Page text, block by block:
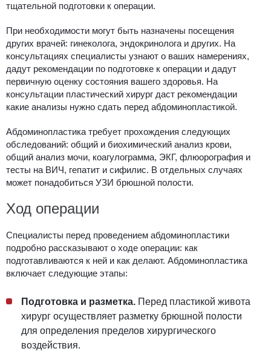
тщательной подготовки к операции.
При необходимости могут быть назначены посещения
других врачей: гинеколога, эндокринолога и других. На
консультациях специалисты узнают о ваших намерениях,
дадут рекомендации по подготовке к операции и дадут
первичную оценку состояния вашего здоровья. На
консультации пластический хирург даст рекомендации
какие анализы нужно сдать перед абдоминопластикой.
Абдоминопластика требует прохождения следующих
обследований: общий и биохимический анализ крови,
общий анализ мочи, коагулограмма, ЭКГ, флюорография и
тесты на ВИЧ, гепатит и сифилис. В отдельных случаях
может понадобиться УЗИ брюшной полости.
Ход операции
Специалисты перед проведением абдоминопластики
подробно рассказывают о ходе операции: как
подготавливаются к ней и как делают. Абдоминопластика
включает следующие этапы:
Подготовка и разметка. Перед пластикой живота
хирург осуществляет разметку брюшной полости
для определения пределов хирургического
воздействия.